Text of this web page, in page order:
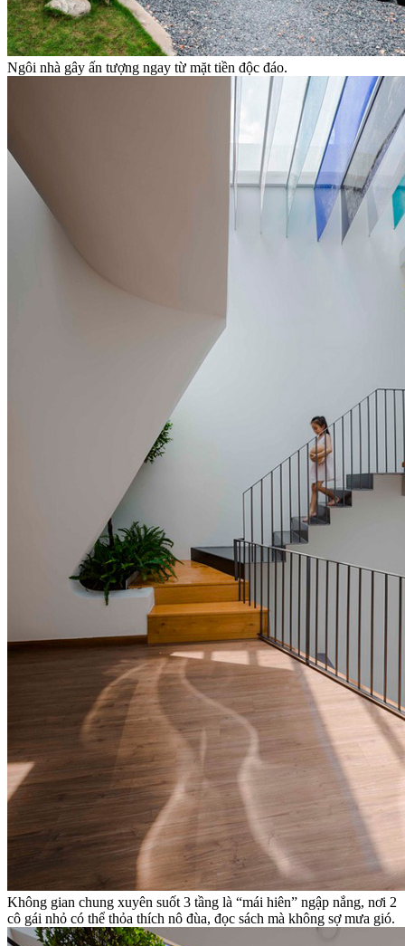
Ngôi nhà gây ấn tượng ngay từ mặt tiền độc đáo.
Không gian chung xuyên suốt 3 tầng là “mái hiên” ngập nắng, nơi 2
cô gái nhỏ có thể thỏa thích nô đùa, đọc sách mà không sợ mưa gió.